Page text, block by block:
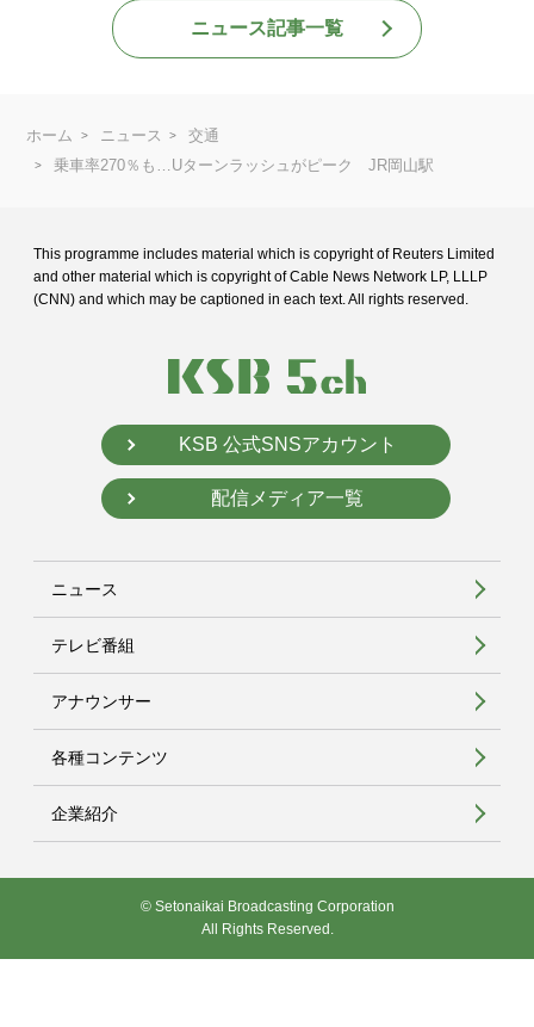
ニュース記事一覧
ホーム ニュース
交通
乗車率270％も…Uターンラッシュがピーク JR岡山駅
This programme includes material which is copyright of Reuters Limited
and other material which is copyright of Cable News Network LP, LLLP
(CNN) and which may be captioned in each text. All rights reserved.
KSB 公式SNSアカウント
配信メディア一覧
ニュース
テレビ番組
アナウンサー
各種コンテンツ
企業紹介
© Setonaikai Broadcasting Corporation
All Rights Reserved.